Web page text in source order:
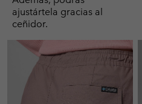
ajustártela gracias al
ceñidor.